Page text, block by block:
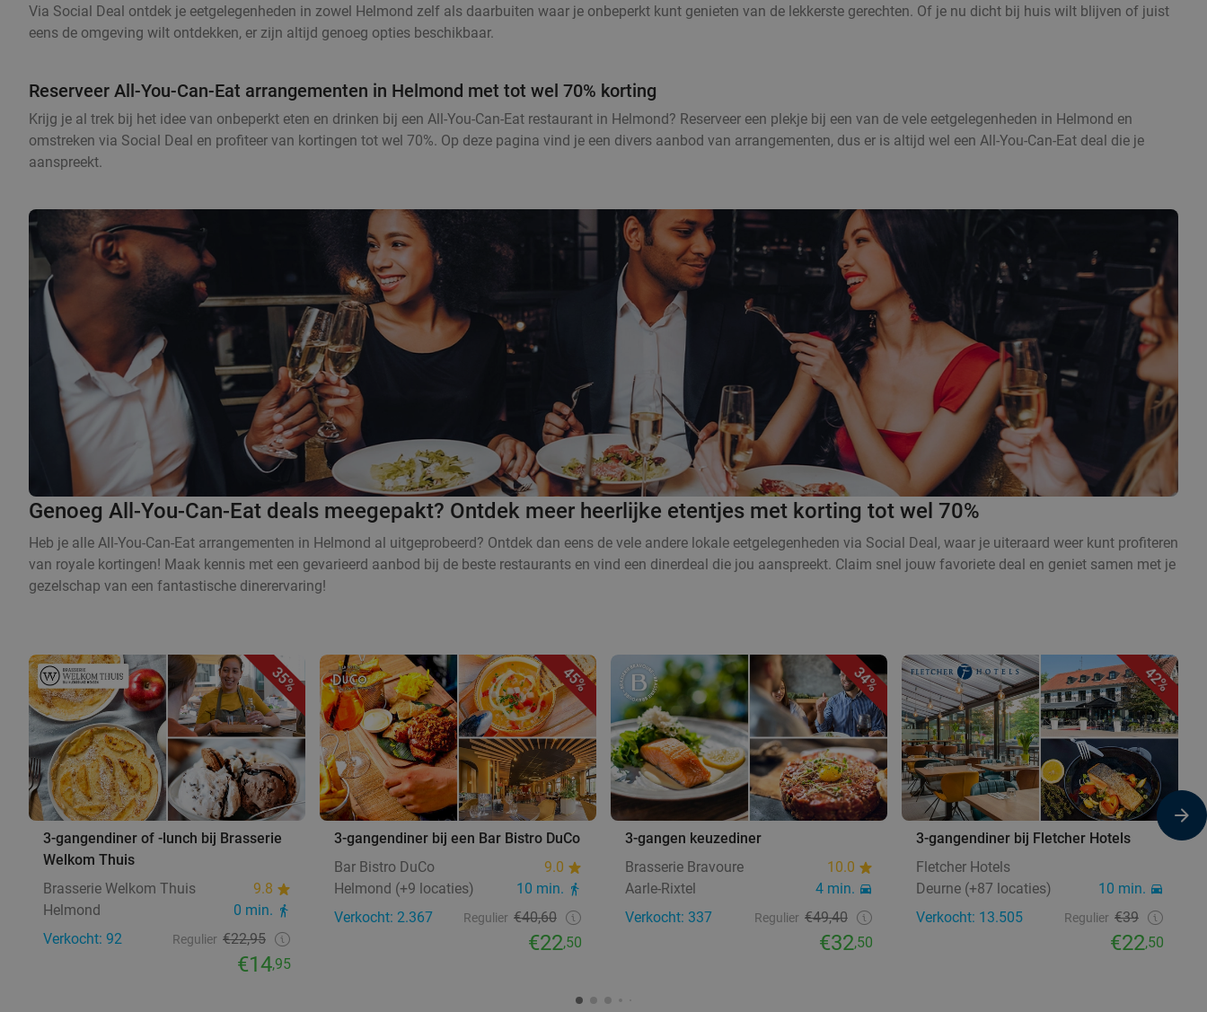
Via Social Deal ontdek je eetgelegenheden in zowel Helmond zelf als daarbuiten waar je onbeperkt kunt genieten van de lekkerste gerechten. Of je nu dicht bij huis wilt blijven of juist
eens de omgeving wilt ontdekken, er zijn altijd genoeg opties beschikbaar.
Reserveer All-You-Can-Eat arrangementen in Helmond met tot wel 70% korting
Krijg je al trek bij het idee van onbeperkt eten en drinken bij een All-You-Can-Eat restaurant in Helmond? Reserveer een plekje bij een van de vele eetgelegenheden in Helmond en
omstreken via Social Deal en profiteer van kortingen tot wel 70%. Op deze pagina vind je een divers aanbod van arrangementen, dus er is altijd wel een All-You-Can-Eat deal die je
aanspreekt.
Genoeg All-You-Can-Eat deals meegepakt? Ontdek meer heerlijke etentjes met korting tot wel 70%
Heb je alle All-You-Can-Eat arrangementen in Helmond al uitgeprobeerd? Ontdek dan eens de vele andere lokale eetgelegenheden via Social Deal, waar je uiteraard weer kunt profiteren
van royale kortingen! Maak kennis met een gevarieerd aanbod bij de beste restaurants en vind een dinerdeal die jou aanspreekt. Claim snel jouw favoriete deal en geniet samen met je
gezelschap van een fantastische dinerervaring!
35%
3-gangendiner of -lunch bij Brasserie
Welkom Thuis
Brasserie Welkom Thuis
9.8
Helmond
0 min.
Verkocht: 92
Regulier €22,95
€14,95
45%
3-gangendiner bij een Bar Bistro DuCo
Bar Bistro DuCo
9.0
Helmond (+9 locaties)
10 min.
Verkocht: 2.367
Regulier €40,60
€22,50
34%
3-gangen keuzediner
Brasserie Bravoure
10.0
Aarle-Rixtel
4 min.
Verkocht: 337
Regulier €49,40
€32,50
42%
3-gangendiner bij Fletcher Hotels
Fletcher Hotels
Deurne (+87 locaties)
10 min.
Verkocht: 13.505
Regulier €39
€22,50